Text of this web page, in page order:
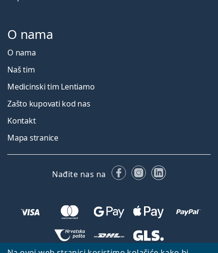
O nama
O nama
Naš tim
Medicinski tim Lentiamo
Zašto kupovati kod nas
Kontakt
Mapa stranice
Nađite nas na FacebookuInstagramu
LinkedIn